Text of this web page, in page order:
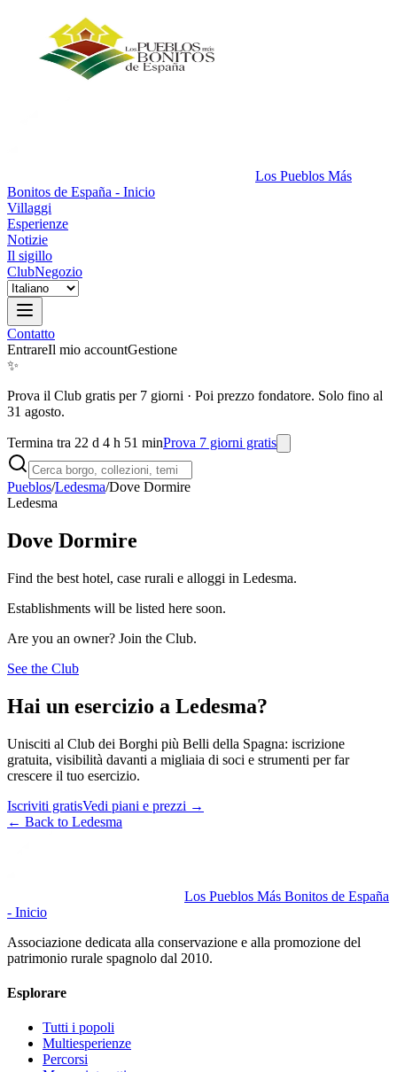
Los Pueblos Más
Bonitos de España - Inicio
Villaggi
Esperienze
Notizie
Il sigillo
ClubNegozio
Contatto
EntrareIl mio accountGestione
✨
Prova il Club gratis per 7 giorni · Poi prezzo fondatore. Solo fino al
31 agosto.
Termina tra 22 d 4 h 51 minProva 7 giorni gratis
Pueblos/Ledesma/Dove Dormire
Ledesma
Dove Dormire
Find the best hotel, case rurali e alloggi in Ledesma.
Establishments will be listed here soon.
Are you an owner? Join the Club.
See the Club
Hai un esercizio a Ledesma?
Unisciti al Club dei Borghi più Belli della Spagna: iscrizione
gratuita, visibilità davanti a migliaia di soci e strumenti per far
crescere il tuo esercizio.
Iscriviti gratisVedi piani e prezzi →
← Back to Ledesma
Los Pueblos Más Bonitos de España
- Inicio
Associazione dedicata alla conservazione e alla promozione del
patrimonio rurale spagnolo dal 2010.
Esplorare
Tutti i popoli
Multiesperienze
Percorsi